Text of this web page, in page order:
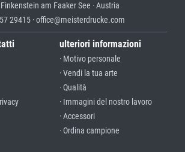
am Faaker See · Austria
29415 · office@meisterdrucke.com
ulteriori informazioni
· Motivo personale
· Vendi la tua arte
· Qualità
· Immagini del nostro lavoro
· Accessori
· Ordina campione